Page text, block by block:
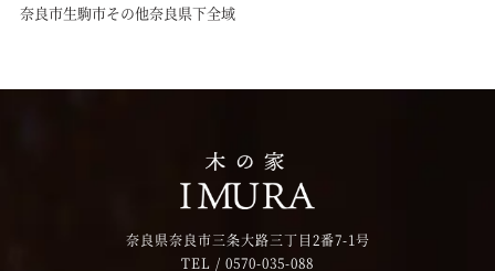
奈良市生駒市その他奈良県下全域
奈良県奈良市三条大路三丁目2番7-1号
TEL / 0570-035-088